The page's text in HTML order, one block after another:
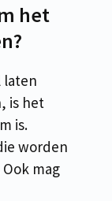
het
laten
is het
is.
worden
mag